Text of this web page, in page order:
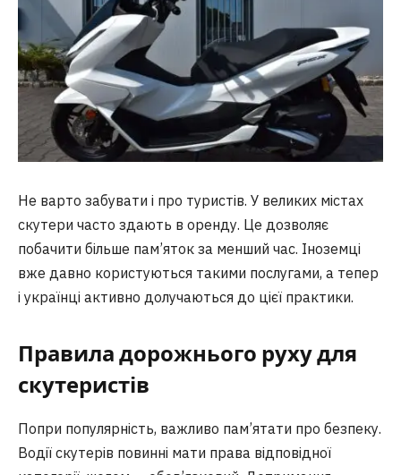
Не варто забувати і про туристів. У великих містах
скутери часто здають в оренду. Це дозволяє
побачити більше пам’яток за менший час. Іноземці
вже давно користуються такими послугами, а тепер
і українці активно долучаються до цієї практики.
Правила дорожнього руху для
скутеристів
Попри популярність, важливо пам’ятати про безпеку.
Водії скутерів повинні мати права відповідної